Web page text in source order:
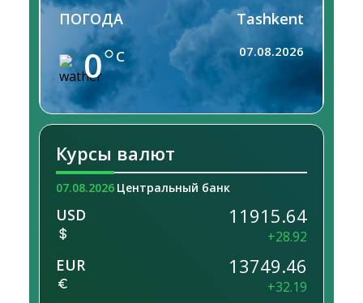
ПОГОДА
0 C
Tashkent
07.08.2026
Курсы валют
07.08.2026 Центральный банк
USD 11915.64
+28.92
EUR 13749.46
+32.19